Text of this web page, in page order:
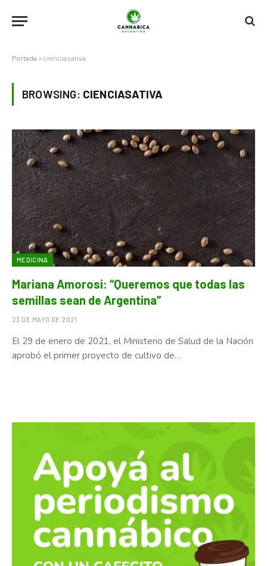
Portada » cienciasativa
BROWSING: CIENCIASATIVA
MEDICINA
Mariana Amorosi: “Queremos que todas las
semillas sean de Argentina”
23 DE MAYO DE 2021
El 29 de enero de 2021, el Ministerio de Salud de la Nación
aprobó el primer proyecto de cultivo de…